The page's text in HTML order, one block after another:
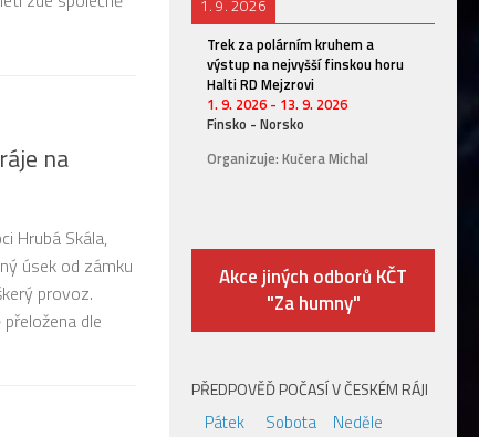
turnovská skupina pod vedením Míry...
na
Hrubá Skála,
úsek od zámku
provoz.
dle
1. 9. 2026
Trek za polárním kruhem a
výstup na nejvyšší finskou horu
Halti RD Mejzrovi
1. 9. 2026 - 13. 9. 2026
Finsko - Norsko
Organizuje: Kučera Michal
Akce jiných odborů KČT
"Za humny"
PŘEDPOVĚĎ POČASÍ V ČESKÉM RÁJI
Pátek Sobota Neděle